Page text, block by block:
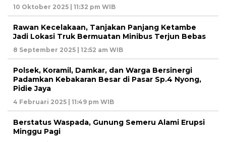
10 Oktober 2025 | 11:32 pm WIB
Rawan Kecelakaan, Tanjakan Panjang Ketambe
Jadi Lokasi Truk Bermuatan Minibus Terjun Bebas
8 September 2025 | 12:52 am WIB
Polsek, Koramil, Damkar, dan Warga Bersinergi
Padamkan Kebakaran Besar di Pasar Sp.4 Nyong,
Pidie Jaya
4 Februari 2025 | 11:49 pm WIB
Berstatus Waspada, Gunung Semeru Alami Erupsi
Minggu Pagi